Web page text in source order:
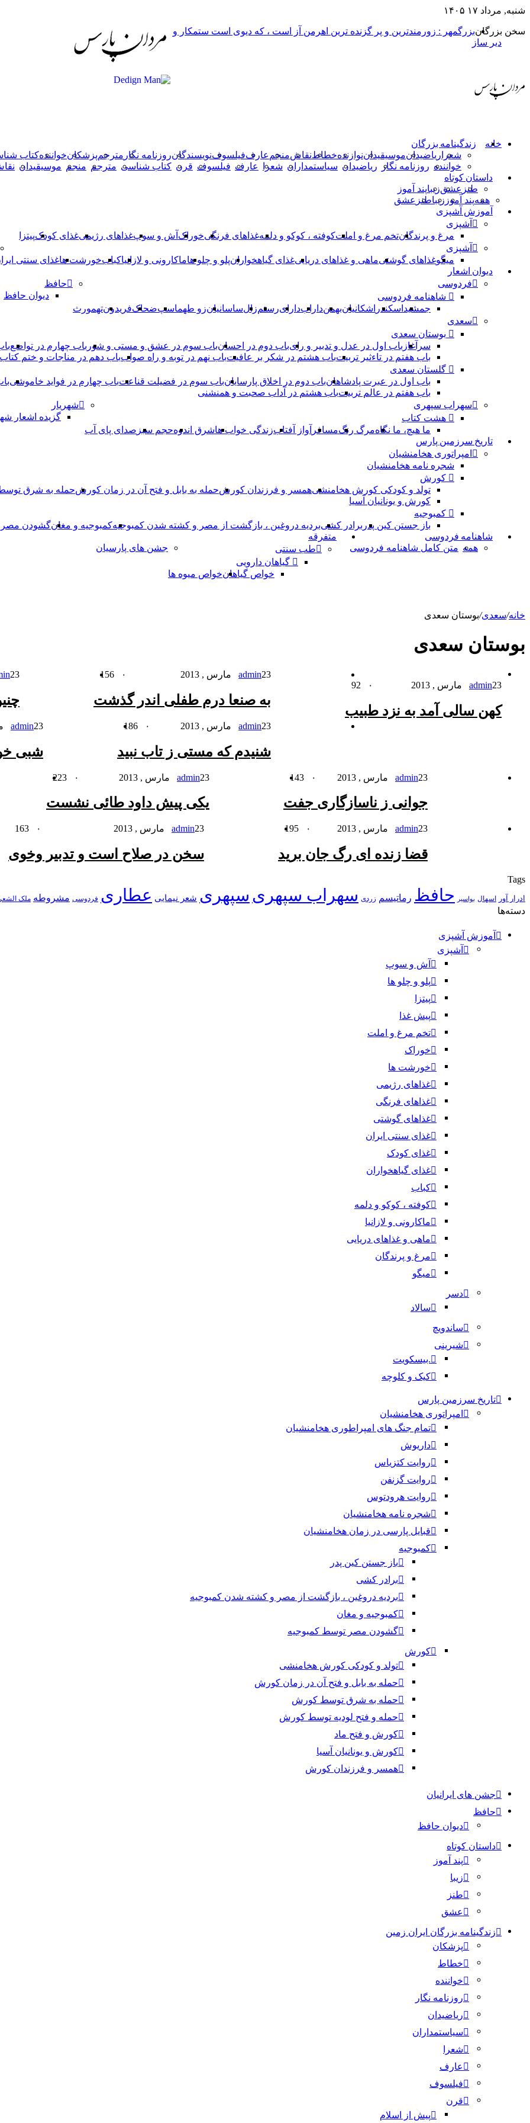
شنبه, مرداد ۱۷ ۱۴۰۵
سخن بزرگانبزرگمهر : زورمندترین و پر گزنده ترین اهرمن آز است ، که دیوی است ستمکار و
دیر ساز
خانه زندگینامه بزرگان
شعرا ریاضیدانموسیقیداننوازندهخطاطنقاشمنجم عارففیلسوفنویسندگانروزنامه نگار مترجمپزشکانخوانندهکتاب
خواننده روزنامه نگار ریاضیدان سیاستمداران شعرا عارف فیلسوف قرن کتاب شناسی مترجم منجم موسیقیدان
داستان کوتاه
طنز عشقزیباپند آموز
همهپند آموز زیباطنز عشق
آموزش آشپزی
آشپزی
مرغ و پرندگانتخم مرغ و املتکوفته ، کوکو و دلمهغذاهای فرنگیخوراک آش و سوپغذاهای رژیمیغذای کودکپیتزا
آشپزی
میگوغذاهای گوشتیماهی و غذاهای دریاییغذای گیاهخوارانپلو و چلو هاماکارونی و لازانیاکبابخورشت هاغذای سنتی
دیوان اشعار
فردوسی
شاهنامه فردوسی
جمشید اسکندر اشکانیانبهمندارابدارایرستمزالساسانیانزو طهماسپ‏ضحاکفریدونتهمورث
حافظ
دیوان حافظ
سعدی
بوستان سعدی
سرآغاز باب اول در عدل و تدبیر و رایباب دوم در احسانباب سوم در عشق و مستی و شور باب چهارم در تواضع
باب هفتم در تاءثیر تربیتباب هشتم در شکر بر عافیتباب نهم در توبه و راه صوابباب دهم در مناجات و ختم کتاب
گلستان سعدی
باب اول در عبرت پادشاهانباب دوم در اخلاق پارسایانباب سوم در فضیلت قناعتباب چهارم در فواید خاموشى
باب هفتم در عالم تربیتباب هشتم در آداب صحبت و همنشنى
سهراب سپهری
هشت کتاب
ما هیچ، ما نگاهمرگ رنگمسافر آواز آفتابزندگی خواب هاشرق اندوهحجم سبز صدای پای آب
شهریار
گزیده اشعار
تاریخ سرزمین پارس
امپراتوری هخامنشیان
شجره نامه هخامنشیان
کورش
تولد و کودکی کورش هخامنشیهمسر و فرزندان کورشحمله به بابل و فتح آن در زمان کورشحمله به شرق
کورش و یونانیان آسیا
کمبوجیه
باز جستن کین پدر برادر کشیبردیه دروغین ، بازگشت از مصر و کشته شدن کمبوجیهکمبوجیه و مغانگشودن مصر
شاهنامه فردوسی
همه متن کامل شاهنامه فردوسی
متفرقه
طب سنتی
گیاهان دارویی
خواص گیاهانخواص میوه ها
جشن های پارسیان
خانه/سعدی/بوستان سعدی
بوستان سعدی
admin23 مارس , 2013 ۰
کهن سالی آمد به نزد طبیب
admin23 مارس , 2013 ۰
به صنعا درم طفلی اندر گذشت
23 مارس , 2013
admin23 مارس , 2013 ۰
شنیدم که مستی ز تاب نبید
admin23 مارس , 2013
شبی
admin23 مارس , 2013 ۰
جوانی ز ناسازگاری جفت
admin23 مارس , 2013 ۰
یکی پیش داود طائی نشست
admin23 مارس , 2013 ۰
قضا زنده ای رگ جان برید
admin23 مارس , 2013 ۰
سخن در صلاح است و تدبیر وخوی
Tags
ادرار آور اسهال بواسیر حافظ رماتیسم زردی سهراب سپهری سپهری شعر نیمایی عطاری فردوسی مشروطه ملک الشعرا
دسته‌ها
آموزش آشپزی
آشپزی
آش و سوپ
پلو و چلو ها
پیتزا
پیش غذا
تخم مرغ و املت
خوراک
خورشت ها
غذاهای رژیمی
غذاهای فرنگی
غذاهای گوشتی
غذای سنتی ایران
غذای کودک
غذای گیاهخواران
کباب
کوفته ، کوکو و دلمه
ماکارونی و لازانیا
ماهی و غذاهای دریایی
مرغ و پرندگان
میگو
دسر
سالاد
ساندویچ
شیرینی
.بیسکویت
کیک و کلوچه
تاریخ سرزمین پارس
امپراتوری هخامنشیان
تمام جنگ های امپراطوری هخامنشیان
داریوش
روایت کتزیاس
روایت گزنفن
روایت هرودتوس
شجره نامه هخامنشیان
قبایل پارسی در زمان هخامنشیان
کمبوجیه
باز جستن کین پدر
برادر کشی
بردیه دروغین ، بازگشت از مصر و کشته شدن کمبوجیه
کمبوجیه و مغان
گشودن مصر توسط کمبوجیه
کورش
تولد و کودکی کورش هخامنشی
حمله به بابل و فتح آن در زمان کورش
حمله به شرق توسط کورش
حمله و فتح لودیه توسط کورش
کورش و فتح ماد
کورش و یونانیان آسیا
همسر و فرزندان کورش
جشن های ایرانیان
حافظ
دیوان حافظ
داستان کوتاه
پند آموز
زیبا
طنز
عشق
زندگینامه بزرگان ایران زمین
پزشکان
خطاط
خواننده
روزنامه نگار
ریاضیدان
سیاستمداران
شعرا
عارف
فیلسوف
قرن
پیش از اسلام